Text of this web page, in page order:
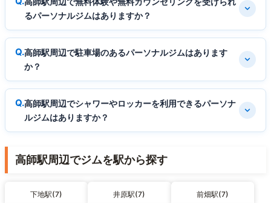
るパーソナルジムはありますか？
高師駅周辺で駐車場のあるパーソナルジムはあります
か？
高師駅周辺でシャワーやロッカーを利用できるパーソナ
ルジムはありますか？
高師駅周辺でジムを駅から探す
下地駅(7) 井原駅(7) 前畑駅(7)